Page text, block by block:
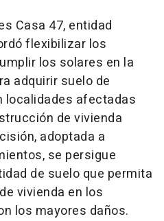
Casa 47, entidad
flexibilizar los
los solares en la
adquirir suelo de
localidades afectadas
de vivienda
adoptada a
se persigue
de suelo que permita
vivienda en los
los mayores daños.